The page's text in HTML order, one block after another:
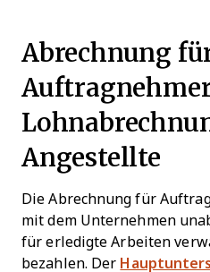
Abrechnung
Angestellte
Die Abrechnung für
mit dem Unternehmen
für erledigte Arbeiten
bezahlen. Der